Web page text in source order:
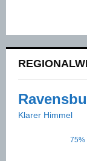
Klarer Himmel
75%